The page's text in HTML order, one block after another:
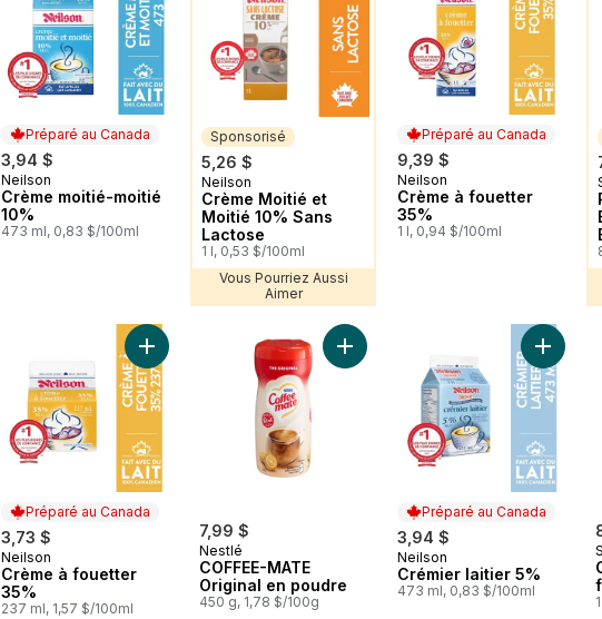
Préparé au Canada
3,94 $
Préparé au Canada
Neilson
Crème moitié-moitié
10%
473 ml, 0,83 $/100ml
Sponsorisé
5,26 $
Sponsorisé
Neilson
Crème Moitié et
Moitié 10% Sans
Lactose
1 l, 0,53 $/100ml
Vous Pourriez Aussi
Aimer
Préparé au Canada
9,39 $
Préparé au Canada
Neilson
Crème à fouetter
35%
1 l, 0,94 $/100ml
Préparé au Canada
3,73 $
Préparé au Canada
Neilson
Crème à fouetter
35%
237 ml, 1,57 $/100ml
Ajouter Crème à fouetter 35% au panier
7,99 $
Nestlé
COFFEE-MATE
Original en poudre
450 g, 1,78 $/100g
Préparé au Canada
3,94 $
Préparé au Canada
Neilson
Crémier laitier 5%
473 ml, 0,83 $/100ml
Ajouter